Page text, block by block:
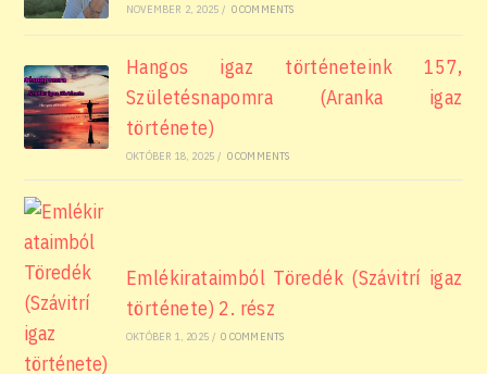
NOVEMBER 2, 2025 / 0 COMMENTS
Hangos igaz történeteink 157,
Születésnapomra (Aranka igaz
története)
OKTÓBER 18, 2025 / 0 COMMENTS
Emlékirataimból Töredék (Szávitrí igaz
története) 2. rész
OKTÓBER 1, 2025 / 0 COMMENTS